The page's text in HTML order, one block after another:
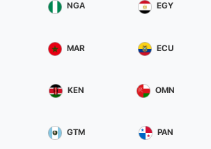
NGA EGY
MAR ECU
KEN OMN
GTM PAN